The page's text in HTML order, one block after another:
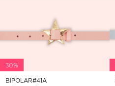
30%
BIPOLAR#41A